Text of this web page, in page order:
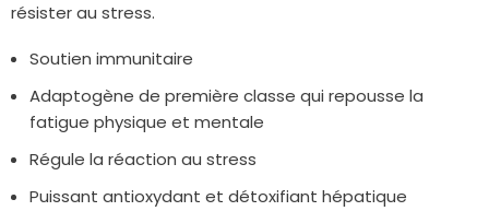
résister au stress.
Soutien immunitaire
Adaptogène de première classe qui repousse la
fatigue physique et mentale
Régule la réaction au stress
Puissant antioxydant et détoxifiant hépatique